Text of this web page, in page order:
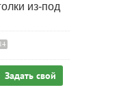
из-под
14
Задать свой